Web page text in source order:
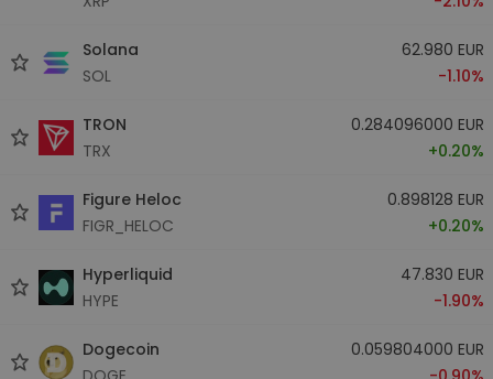
Solana
SOL
62.980 EUR
-1.10%
TRON
TRX
0.284096000 EUR
+0.20%
Figure Heloc
FIGR_HELOC
0.898128 EUR
+0.20%
Hyperliquid
HYPE
47.830 EUR
-1.90%
Dogecoin
0.059804000 EUR